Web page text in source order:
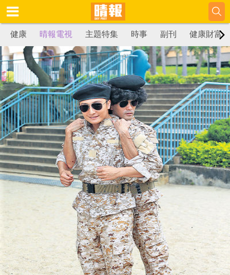
健康 晴報電視 主題特集 時事 副刊 健康財富